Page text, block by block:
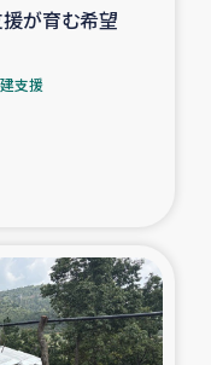
が育む希望
支援